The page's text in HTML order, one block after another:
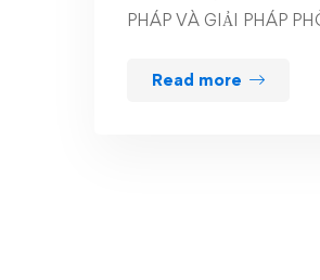
PHÁP VÀ GIẢI PHÁP
Read more